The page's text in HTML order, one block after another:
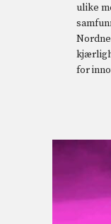
ulike
for